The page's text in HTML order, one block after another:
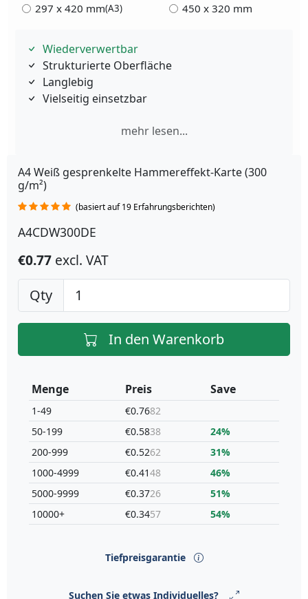
297 x 420 mm(A3) 450 x 320 mm
Wiederverwertbar
Strukturierte Oberfläche
Langlebig
Vielseitig einsetzbar
mehr lesen...
A4 Weiß gesprenkelte Hammereffekt-Karte (300
g/m²)
(basiert auf 19 Erfahrungsberichten)
A4CDW300DE
€0.77 excl. VAT
Qty
In den Warenkorb
Menge
1-49
50-199
200-999
1000-4999
5000-9999
10000+
Preis
€0.7682
€0.5838
€0.5262
€0.4148
€0.3726
€0.3457
Save
24%
31%
46%
51%
54%
Tiefpreisgarantie
Suchen Sie etwas Individuelles?